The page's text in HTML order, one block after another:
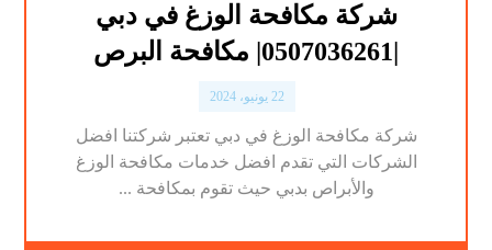
شركة مكافحة الوزغ في دبي
22 يونيو، 2024
شركة مكافحة الوزغ في دبي تعتبر شركتنا افضل
الشركات التي تقدم افضل خدمات مكافحة الوزغ
والأبراص بدبي حيث تقوم بمكافحة ...